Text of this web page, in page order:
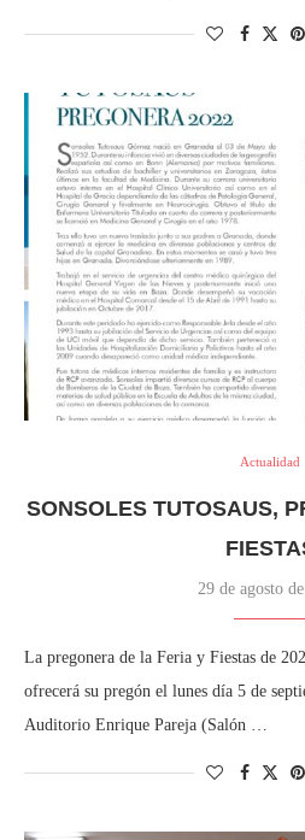
Actualidad
SONSOLES TUTOSAUS,
29 de agosto
La pregonera de la Feria y Fiestas de
ofrecerá su pregón el lunes día 5 de
Auditorio Enrique Pareja (Salón …